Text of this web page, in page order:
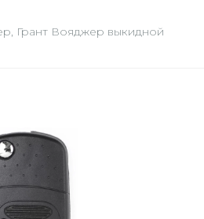
Грант Вояджер выкидной